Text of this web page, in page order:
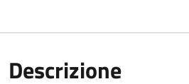
Descrizione